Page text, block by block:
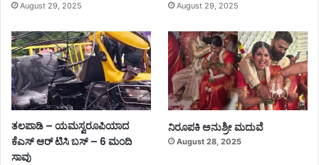
August 29, 2025 August 29, 2025
ತಲಪಾಡಿ – ಯಮಸ್ವರೂಪಿಯಾದ
ಕೆಎಸ್ ಆರ್ ಟಿಸಿ ಬಸ್ – 6 ಮಂದಿ
ಸಾವು
ನಿರೂಪಕಿ ಅನುಶ್ರೀ ಮದುವೆ
August 28, 2025